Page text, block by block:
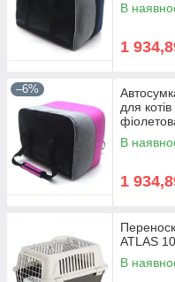
В
1
–6%
для
В
1
ATLAS
В